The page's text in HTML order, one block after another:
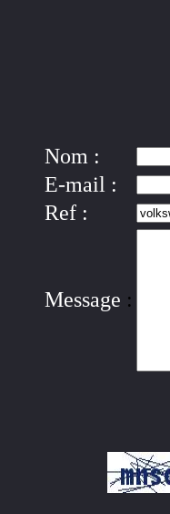
Nom :
E-mail :
Ref :
Message :